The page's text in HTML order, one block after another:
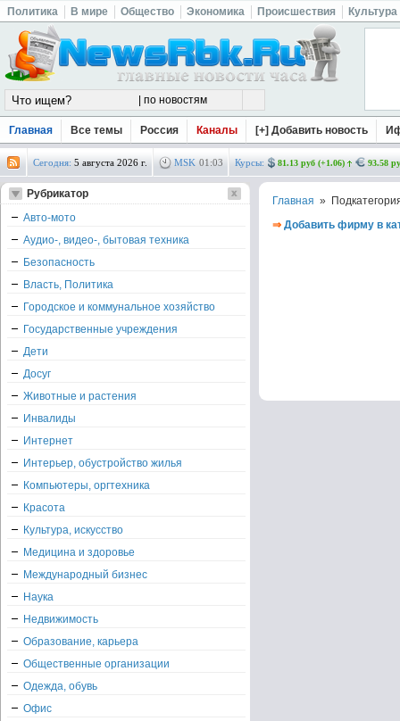
Политика В мире Общество Экономика Происшествия Культура
Главная Все темы Россия Каналы [+] Добавить новость
Сегодня: 5 августа 2026 г. MSK 01 :03 Курсы: 81.13 руб (+1.06) 93.58
Главная »
⇒ Добавить фирму в
Рубрикатор
Авто-мото
Аудио-, видео-, бытовая техника
Безопасность
Власть, Политика
Городское и коммунальное хозяйство
Государственные учреждения
Дети
Досуг
Животные и растения
Инвалиды
Интернет
Интерьер, обустройство жилья
Компьютеры, оргтехника
Красота
Культура, искусство
Медицина и здоровье
Международный бизнес
Наука
Недвижимость
Образование, карьера
Общественные организации
Одежда, обувь
Офис